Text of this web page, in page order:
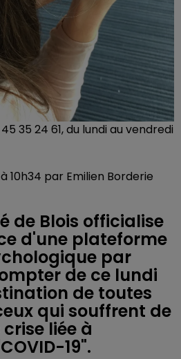
35 24 61, du lundi au vendredi
10h34 par Emilien Borderie
de Blois officialise
d'une plateforme
par
de ce lundi
de toutes
qui souffrent de
liée à
19".